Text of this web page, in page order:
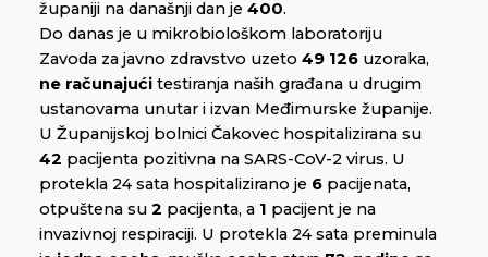
županiji na današnji dan je 400.
Do danas je u mikrobiološkom laboratoriju
Zavoda za javno zdravstvo uzeto 49 126 uzoraka,
ne računajući testiranja naših građana u drugim
ustanovama unutar i izvan Međimurske županije.
U Županijskoj bolnici Čakovec hospitalizirana su
42 pacijenta pozitivna na SARS-CoV-2 virus. U
protekla 24 sata hospitalizirano je 6 pacijenata,
otpuštena su 2 pacijenta, a 1 pacijent je na
invazivnoj respiraciji. U protekla 24 sata preminula